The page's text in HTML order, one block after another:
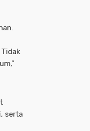
serta